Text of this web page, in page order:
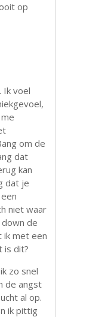
op
Ik voel
om de
dat
kan
dat je
niet waar
de
ik met een
is dit?
zo snel
de angst
al op.
ik pittig